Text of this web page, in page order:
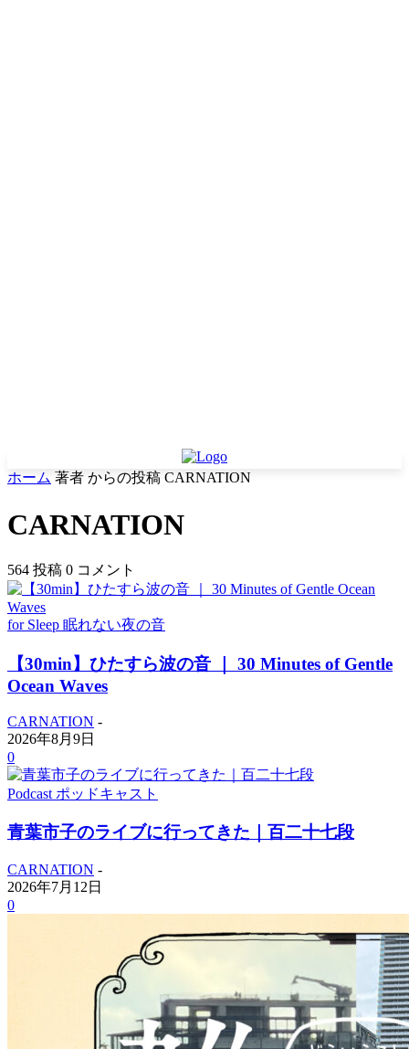
ホーム 著者 からの投稿 CARNATION
CARNATION
564 投稿 0 コメント
for Sleep 眠れない夜の音
【30min】ひたすら波の音 ｜ 30 Minutes of Gentle
Ocean Waves
CARNATION -
2026年8月9日
0
Podcast ポッドキャスト
青葉市子のライブに行ってきた｜百二十七段
CARNATION -
2026年7月12日
0